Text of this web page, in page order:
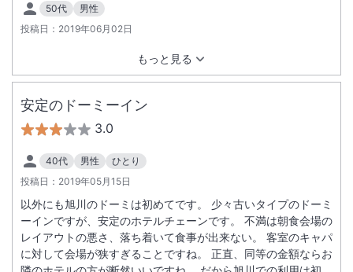
50代
男性
投稿日： 2019年06月02日
もっと見る
安定のドーミーイン
3.0
40代 男性
ひとり
投稿日： 2019年05月15日
以外にも旭川のドーミは初めてです。 少々古いタイプのドーミ
ーインですが、安定のホテルチェーンです。 不満は朝食会場の
レイアウトの悪さ、落ち着いて食事が出来ない。 客室のキャパ
に対して会場が狭すぎることですね。 正直、同等の金額ならお